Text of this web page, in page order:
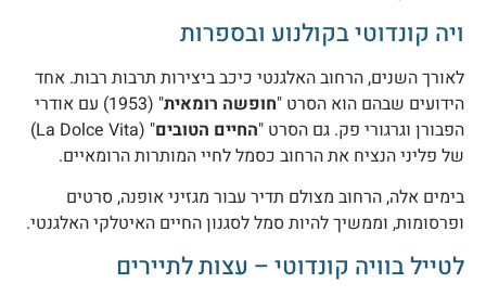
קונדוטי בקולנוע ובספרות
השנים, הרחוב האלגנטי כיכב ביצירות תרבות רבות. אחד
שבהם הוא הסרט "חופשה רומאית
" (1953) עם אודרי
וגרגורי פק. גם הסרט "החיים הטובים
פליני הנציח את הרחוב כסמל לחיי המותרות הרומאיים.
אלה, הרחוב מצולם תדיר עבור מגזיני אופנה, סרטים
וממשיך להיות סמל לסגנון החיים האיטלקי האלגנטי.
בוויה קונדוטי – עצות לתיירים